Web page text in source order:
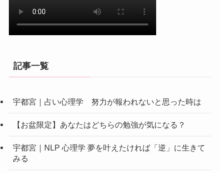
記事一覧
宇都宮｜占い心理学 努力が報われないと思った時は
【お盆限定】あなたはどちらの勉強が気になる？
宇都宮｜NLP 心理学 夢を叶えたければ「逆」に生きて
みる